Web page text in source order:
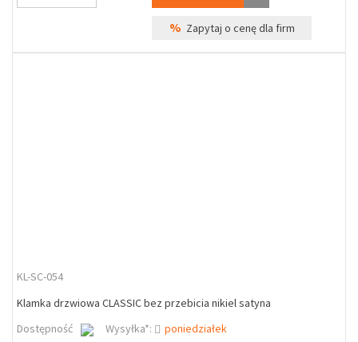
% Zapytaj o cenę dla firm
KL-SC-054
Klamka drzwiowa CLASSIC bez przebicia nikiel satyna
Dostępność
Wysyłka*: poniedziałek